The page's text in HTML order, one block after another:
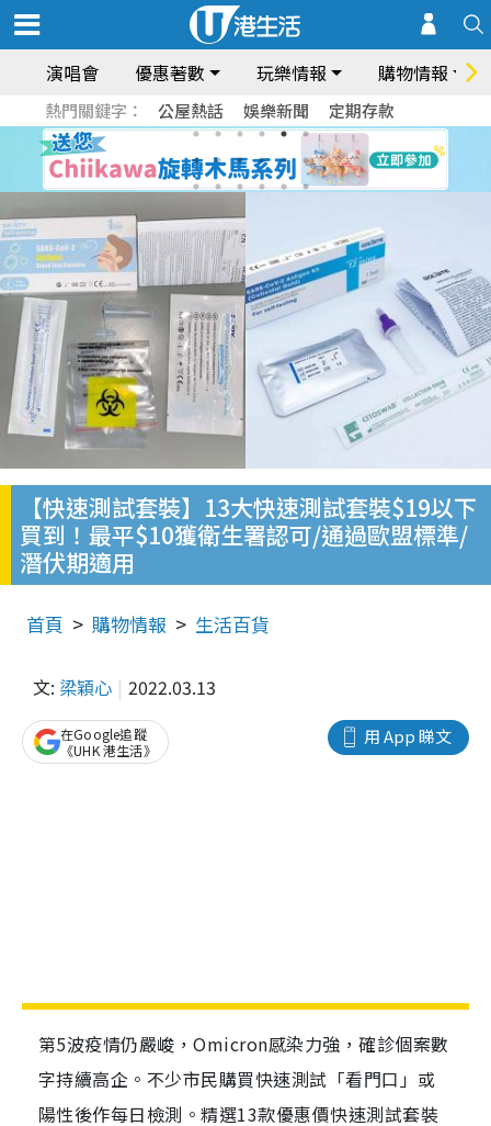
演唱會 優惠著數 玩樂情報 購物情報
熱門關鍵字： 公屋熱話 娛樂新聞 定期存款
【快速測試套裝】13大快速測試套裝$19以下
買到！最平$10獲衛生署認可/通過歐盟標準/
潛伏期適用
首頁 購物情報 生活百貨
文: 梁穎心 2022.03.13
用 App 睇文
在Google追蹤
《UHK 港生活》
第5波疫情仍嚴峻，Omicron感染力強，確診個案數
字持續高企。不少市民購買快速測試「看門口」或
陽性後作每日檢測。精選13款優惠價快速測試套裝